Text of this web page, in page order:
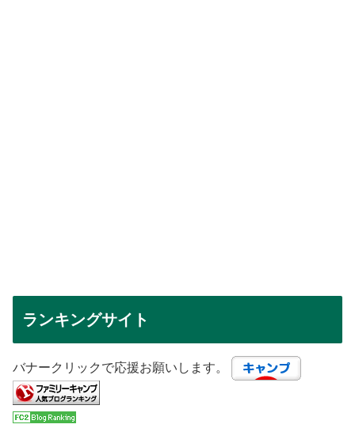
ランキングサイト
バナークリックで応援お願いします。